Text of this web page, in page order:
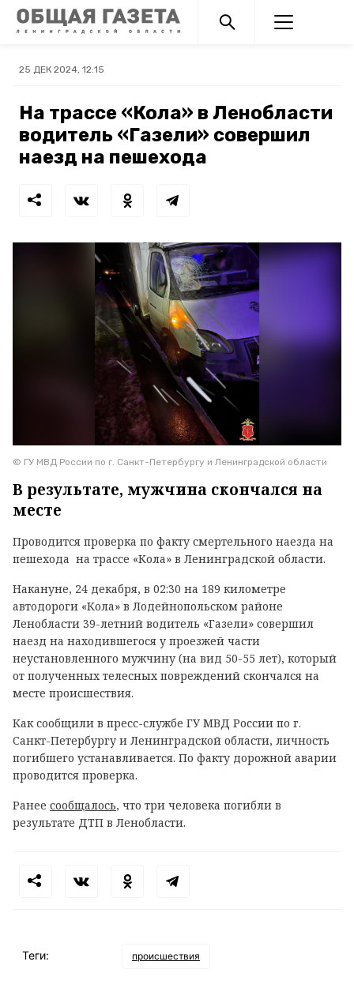
25 ДЕК 2024, 12:15
На трассе «Кола» в Ленобласти
водитель «Газели» совершил
наезд на пешехода
© ГУ МВД России по г. Санкт-Петербургу и Ленинградской области
В результате, мужчина скончался на
месте
Проводится проверка по факту смертельного наезда на
пешехода на трассе «Кола» в Ленинградской области.
Накануне, 24 декабря, в 02:30 на 189 километре
автодороги «Кола» в Лодейнопольском районе
Ленобласти 39-летний водитель «Газели» совершил
наезд на находившегося у проезжей части
неустановленного мужчину (на вид 50-55 лет), который
от полученных телесных повреждений скончался на
месте происшествия.
Как сообщили в пресс-службе ГУ МВД России по г.
Санкт-Петербургу и Ленинградской области, личность
погибшего устанавливается. По факту дорожной аварии
проводится проверка.
Ранее сообщалось, что три человека погибли в
результате ДТП в Ленобласти.
Теги: происшествия